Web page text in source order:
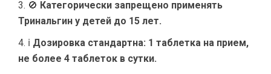
🚫 Категорически запрещено применять
Тринальгин у детей до 15 лет.
ℹ Дозировка стандартна: 1 таблетка на прием,
не более 4 таблеток в сутки.